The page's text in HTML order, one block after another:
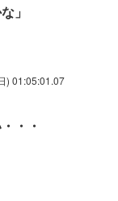
」
) 01:05:01.07
・・